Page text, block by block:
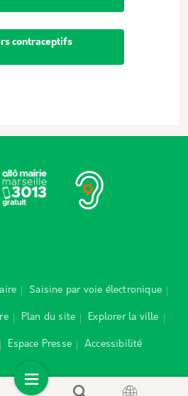
contraceptifs
Saisine par voie électronique
Plan du site Explorer la ville
Espace Presse Accessibilité